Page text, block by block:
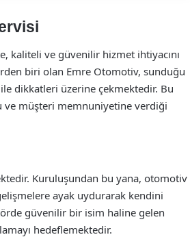
kaliteli ve güvenilir hizmet ihtiyacını
biri olan Emre Otomotiv, sunduğu
dikkatleri üzerine çekmektedir. Bu
ve müşteri memnuniyetine verdiği
Kuruluşundan bu yana, otomotiv
ayak uydurarak kendini
güvenilir bir isim haline gelen
hedeflemektedir.